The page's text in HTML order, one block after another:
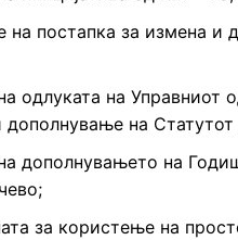
на постапка за измена и
одлуката на
на
дополнувањето на
за користење на